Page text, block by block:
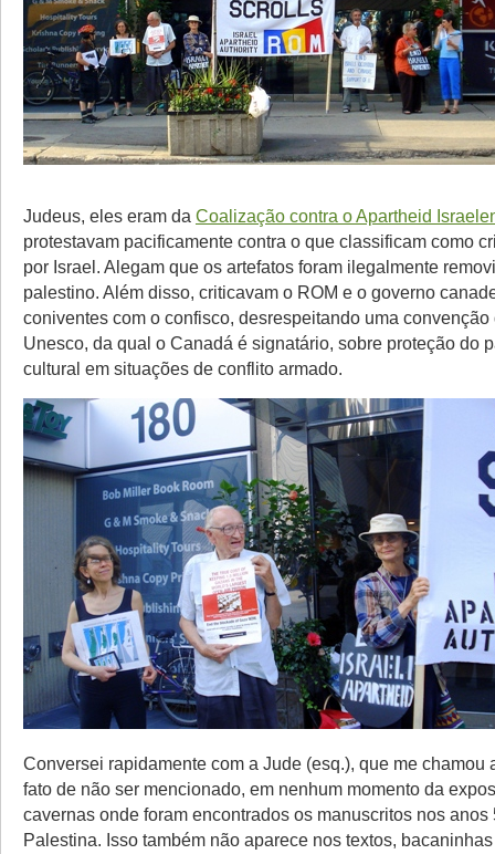
Judeus, eles eram da Coalização contra o Apartheid
protestavam pacificamente contra o que classificam como
por Israel. Alegam que os artefatos foram ilegalmente
palestino. Além disso, criticavam o ROM e o governo
coniventes com o confisco, desrespeitando uma convenção
Unesco, da qual o Canadá é signatário, sobre proteção do
cultural em situações de conflito armado.
Conversei rapidamente com a Jude (esq.), que me chamou
fato de não ser mencionado, em nenhum momento da
cavernas onde foram encontrados os manuscritos nos anos
Palestina. Isso também não aparece nos textos,